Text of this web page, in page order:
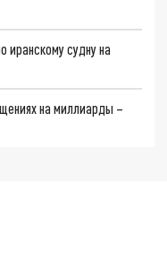
иранскому судну на
на миллиарды –